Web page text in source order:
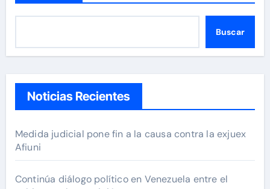
Buscar
Noticias Recientes
Medida judicial pone fin a la causa contra la exjuex
Afiuni
Continúa diálogo político en Venezuela entre el